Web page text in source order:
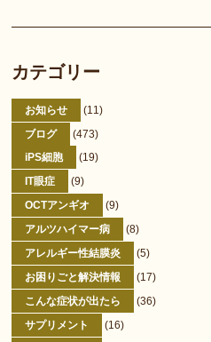
カテゴリー
お知らせ
(11)
ブログ
(473)
iPS細胞
(19)
IT眼症
(9)
OCTアンギオ
(9)
アルツハイマー病
(8)
アレルギー性結膜炎
(5)
お困りごと解決情報
(17)
こんな症状が出たら
(36)
サプリメント
(16)